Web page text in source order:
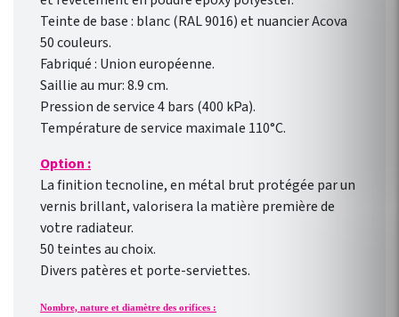
Teinte de base : blanc (RAL 9016) et nuancier Acova
50 couleurs.
Fabriqué : Union européenne.
Saillie au mur: 8.9 cm.
Pression de service 4 bars (400 kPa).
Température de service maximale 110°C.
Option :
La finition tecnoline, en métal brut protégée par un
vernis brillant, valorisera la matière première de
votre radiateur.
50 teintes au choix.
Divers patères et porte-serviettes.
Nombre, nature et diamètre des orifices :